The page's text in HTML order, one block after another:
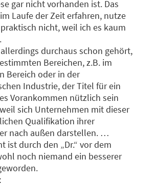
gar nicht vorhanden ist. Das
Laufe der Zeit erfahren, nutze
nicht, weil ich es kaum
durchaus schon gehört,
Bereichen, z.B. im
Bereich oder in der
Industrie, der Titel für ein
Vorankommen nützlich sein
sich Unternehmen mit dieser
Qualifikation ihrer
nach außen darstellen. …
ist durch den „Dr.“ vor dem
noch niemand ein besserer